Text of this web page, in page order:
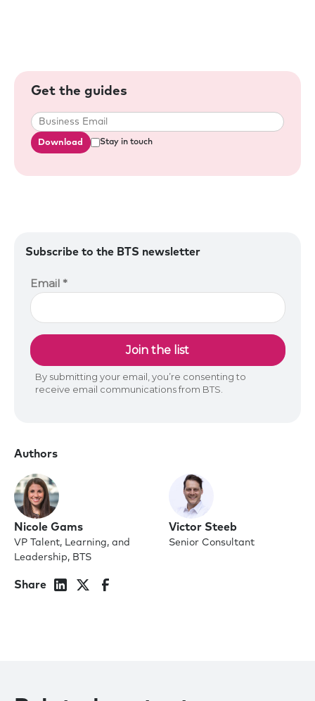
Subscribe to the BTS newsletter
Authors
Nicole Gams
VP Talent, Learning, and
Leadership, BTS
Victor Steeb
Senior Consultant
Share
Get the guides
Download Stay in touch